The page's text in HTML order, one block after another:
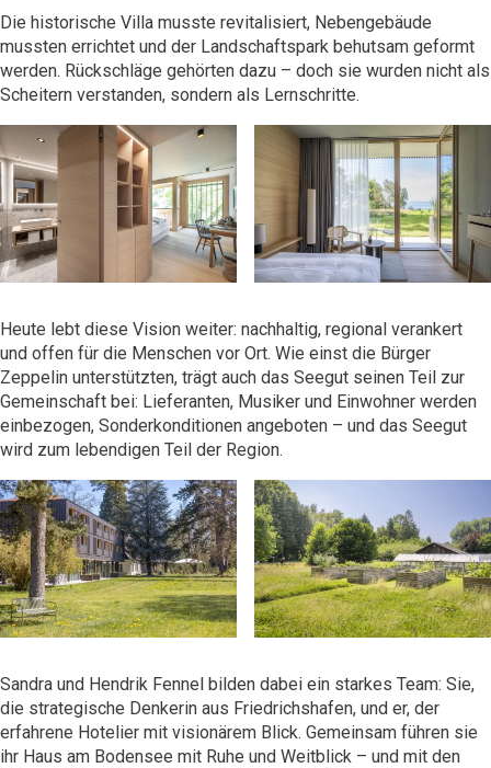
Die historische Villa musste revitalisiert, Nebengebäude
mussten errichtet und der Landschaftspark behutsam geformt
werden. Rückschläge gehörten dazu – doch sie wurden nicht als
Scheitern verstanden, sondern als Lernschritte.
Heute lebt diese Vision weiter: nachhaltig, regional verankert
und offen für die Menschen vor Ort. Wie einst die Bürger
Zeppelin unterstützten, trägt auch das Seegut seinen Teil zur
Gemeinschaft bei: Lieferanten, Musiker und Einwohner werden
einbezogen, Sonderkonditionen angeboten – und das Seegut
wird zum lebendigen Teil der Region.
Sandra und Hendrik Fennel bilden dabei ein starkes Team: Sie,
die strategische Denkerin aus Friedrichshafen, und er, der
erfahrene Hotelier mit visionärem Blick. Gemeinsam führen sie
ihr Haus am Bodensee mit Ruhe und Weitblick – und mit den